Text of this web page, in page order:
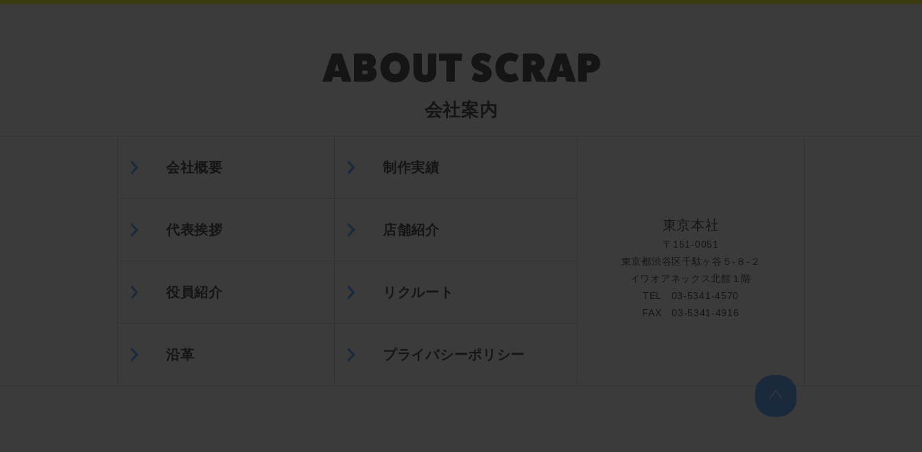
会社案内
会社概要 制作実績
代表挨拶 店舗紹介
役員紹介 リクルート
沿革 プライバシーポリシー
東京本社
〒151-0051
東京都渋谷区千駄ヶ谷５-８-２
イワオアネックス北館１階
TEL 03-5341-4570
FAX 03-5341-4916